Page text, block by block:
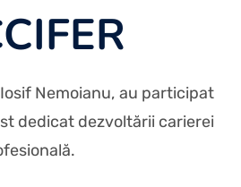
Nemoianu, au participat
dedicat dezvoltării carierei